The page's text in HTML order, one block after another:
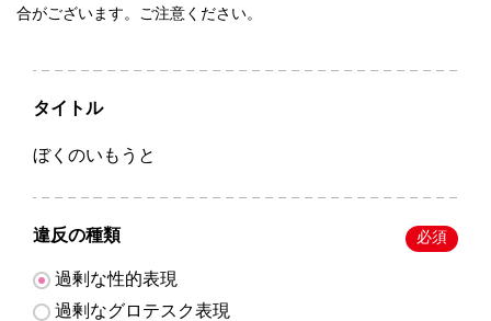
合がございます。ご注意ください。
タイトル
ぼくのいもうと
違反の種類 必須
過剰な性的表現
過剰なグロテスク表現